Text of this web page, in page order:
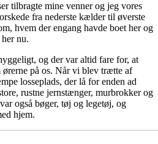
tilbragte mine venner og jeg vores
fra nederste kælder til øverste
hvem der engang havde boet her og
nu.
og der var altid fare for, at
ørerne på os. Når vi blev trætte af
losseplads, der lå for enden ad
rustne jernstænger, murbrokker og
også bøger, tøj og legetøj, og
hjem.